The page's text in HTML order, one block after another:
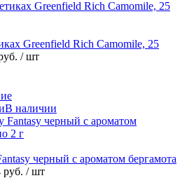
Greenfield Rich Camomile, 25
/ шт
В наличии
черный с ароматом бергамота
руб. / шт